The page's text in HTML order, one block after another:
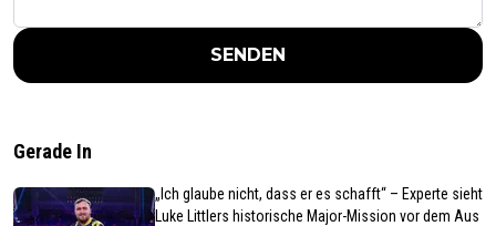
SENDEN
Gerade In
„Ich glaube nicht, dass er es schafft“ – Experte sieht
Luke Littlers historische Major-Mission vor dem Aus